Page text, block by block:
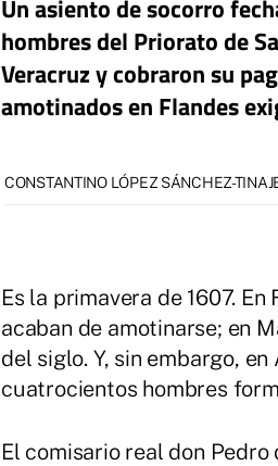
Un asiento de socorro
hombres del Priorato de
Veracruz y cobraron su
amotinados en Flandes
CONSTANTINO LÓPEZ SÁNCHEZ-
Es la primavera de 1607.
acaban de amotinarse; en
del siglo. Y, sin embargo,
cuatrocientos hombres
El comisario real don